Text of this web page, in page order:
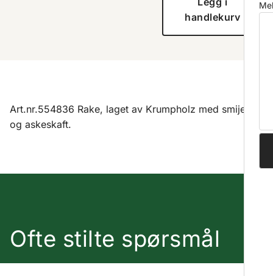
handlekurv
Art.nr.554836 Rake, laget av Krumpholz med smijern
og askeskaft.
Ofte stilte spørsmål